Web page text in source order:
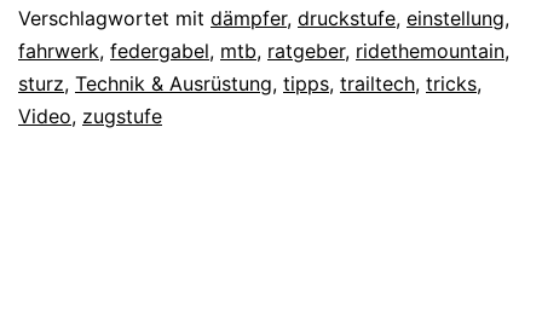
Verschlagwortet mit dämpfer, druckstufe, einstellung,
fahrwerk, federgabel, mtb, ratgeber, ridethemountain,
sturz, Technik & Ausrüstung, tipps, trailtech, tricks,
Video, zugstufe